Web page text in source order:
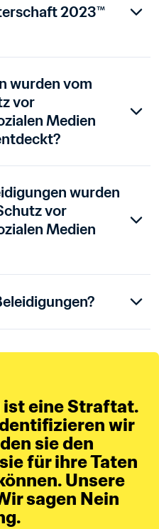
2023™
wurden vom
vor
Medien
wurden
vor
Medien
wir
sie den
für ihre Taten
Unsere
sagen Nein